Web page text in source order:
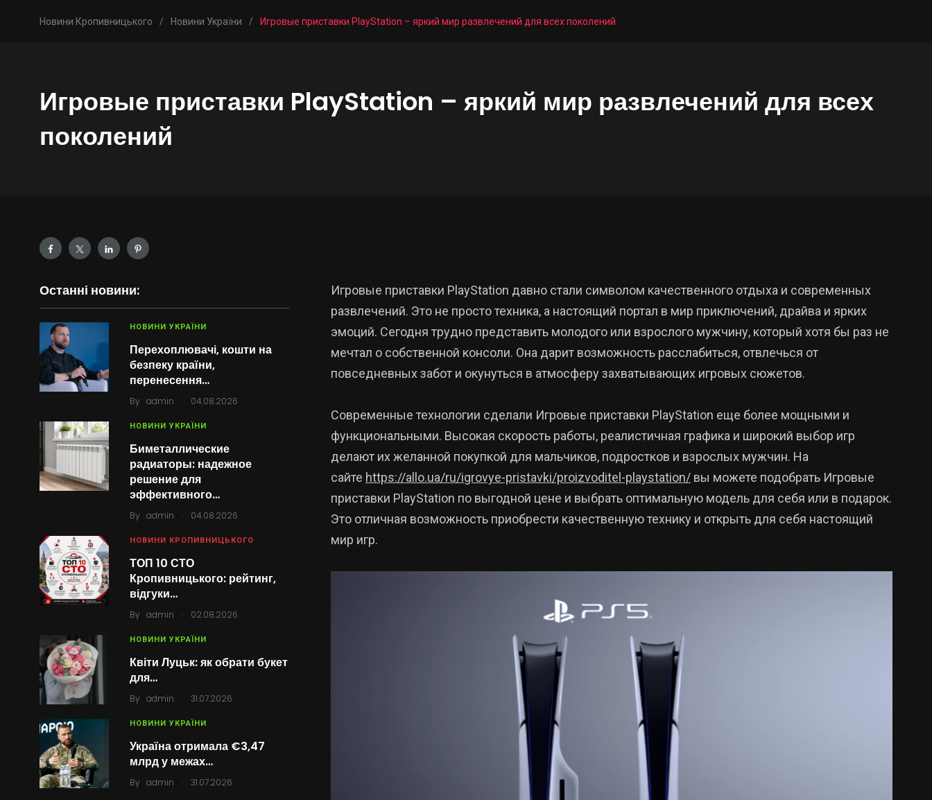
Новини Кропивницького / Новини України / Игровые приставки PlayStation – яркий мир развлечений для всех поколений
Игровые приставки PlayStation – яркий мир развлечений для всех
поколений
Останні новини:
НОВИНИ УКРАЇНИ
Перехоплювачі, кошти на
безпеку країни,
перенесення…
By admin . 04.08.2026
НОВИНИ УКРАЇНИ
Биметаллические
радиаторы: надежное
решение для
эффективного…
By admin . 04.08.2026
НОВИНИ КРОПИВНИЦЬКОГО
ТОП 10 СТО
Кропивницького: рейтинг,
відгуки…
By admin . 02.08.2026
НОВИНИ УКРАЇНИ
Квіти Луцьк: як обрати букет
для…
By admin . 31.07.2026
НОВИНИ УКРАЇНИ
Україна отримала €3,47
млрд у межах…
By admin . 31.07.2026
Игровые приставки PlayStation давно стали символом качественного отдыха и современных
развлечений. Это не просто техника, а настоящий портал в мир приключений, драйва и ярких
эмоций. Сегодня трудно представить молодого или взрослого мужчину, который хотя бы раз не
мечтал о собственной консоли. Она дарит возможность расслабиться, отвлечься от
повседневных забот и окунуться в атмосферу захватывающих игровых сюжетов.
Современные технологии сделали Игровые приставки PlayStation еще более мощными и
функциональными. Высокая скорость работы, реалистичная графика и широкий выбор игр
делают их желанной покупкой для мальчиков, подростков и взрослых мужчин. На
сайте https://allo.ua/ru/igrovye-pristavki/proizvoditel-playstation/ вы можете подобрать Игровые
приставки PlayStation по выгодной цене и выбрать оптимальную модель для себя или в подарок.
Это отличная возможность приобрести качественную технику и открыть для себя настоящий
мир игр.